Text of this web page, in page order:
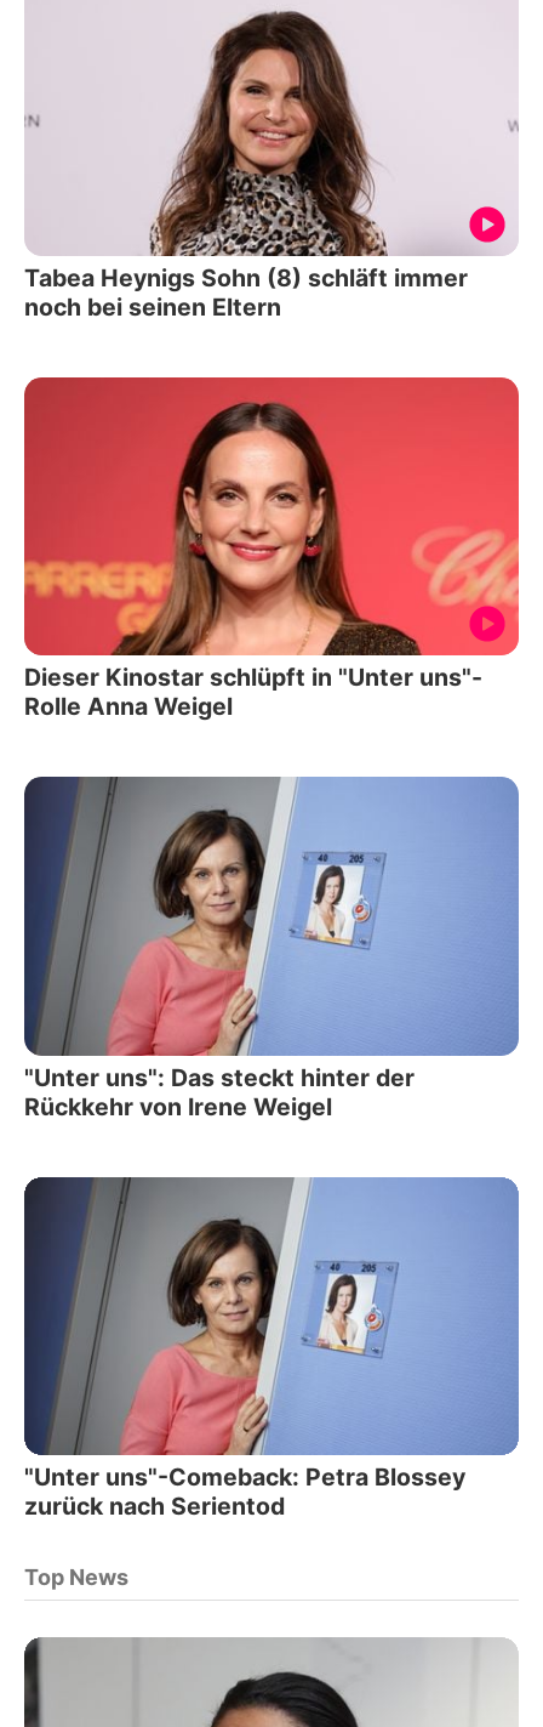
Tabea Heynigs Sohn (8) schläft immer
noch bei seinen Eltern
Dieser Kinostar schlüpft in "Unter uns"-
Rolle Anna Weigel
"Unter uns": Das steckt hinter der
Rückkehr von Irene Weigel
"Unter uns"-Comeback: Petra Blossey
zurück nach Serientod
Top News